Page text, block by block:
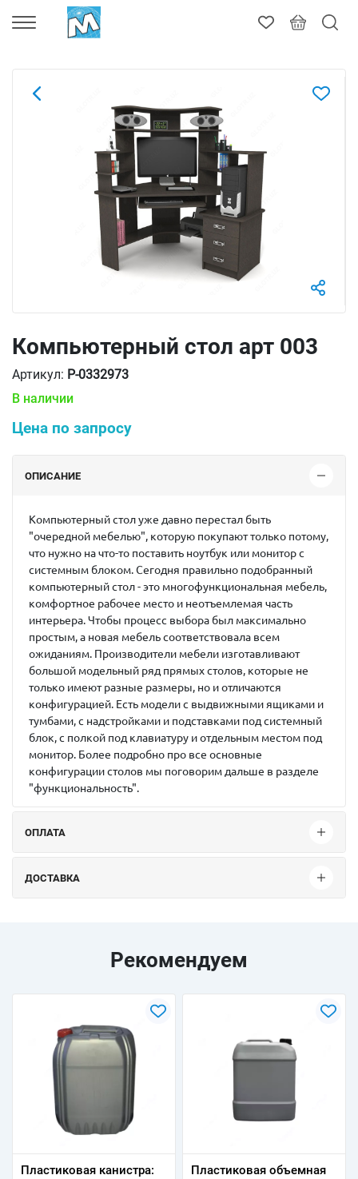
Компьютерный стол арт 003
Артикул: P-0332973
В наличии
Цена по запросу
ОПИСАНИЕ
Компьютерный стол уже давно перестал быть
"очередной мебелью", которую покупают только потому,
что нужно на что-то поставить ноутбук или монитор с
системным блоком. Сегодня правильно подобранный
компьютерный стол - это многофункциональная мебель,
комфортное рабочее место и неотъемлемая часть
интерьера. Чтобы процесс выбора был максимально
простым, а новая мебель соответствовала всем
ожиданиям. Производители мебели изготавливают
большой модельный ряд прямых столов, которые не
только имеют разные размеры, но и отличаются
конфигурацией. Есть модели с выдвижными ящиками и
тумбами, с надстройками и подставками под системный
блок, с полкой под клавиатуру и отдельным местом под
монитор. Более подробно про все основные
конфигурации столов мы поговорим дальше в разделе
"функциональность".
ОПЛАТА
ДОСТАВКА
Рекомендуем
Пластиковая канистра:
Пластиковая объемная